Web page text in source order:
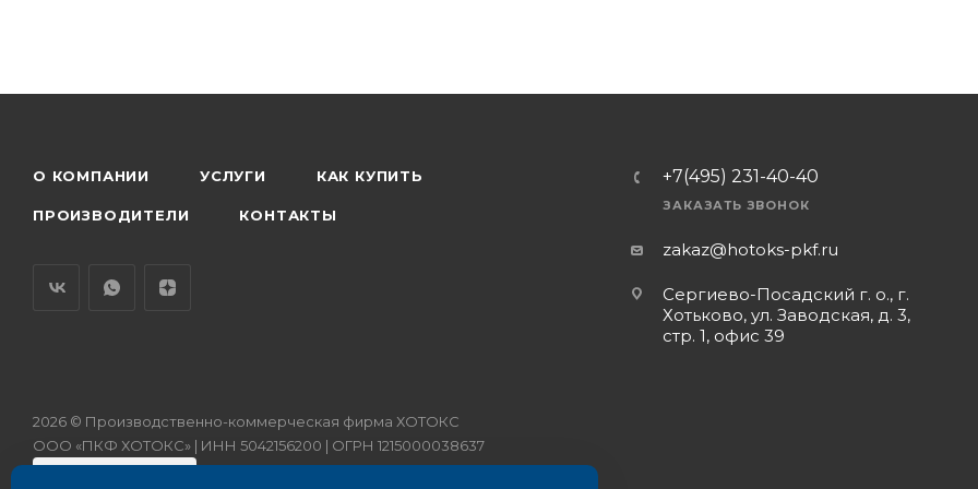
О КОМПАНИИ УСЛУГИ КАК КУПИТЬ
ПРОИЗВОДИТЕЛИ КОНТАКТЫ
+7(495) 231-40-40
ЗАКАЗАТЬ ЗВОНОК
zakaz@hotoks-pkf.ru
Сергиево-Посадский г. о., г.
Хотьково, ул. Заводская, д. 3,
стр. 1, офис 39
2026 © Производственно-коммерческая фирма ХОТОКС
ООО «ПКФ ХОТОКС» | ИНН 5042156200 | ОГРН 1215000038637